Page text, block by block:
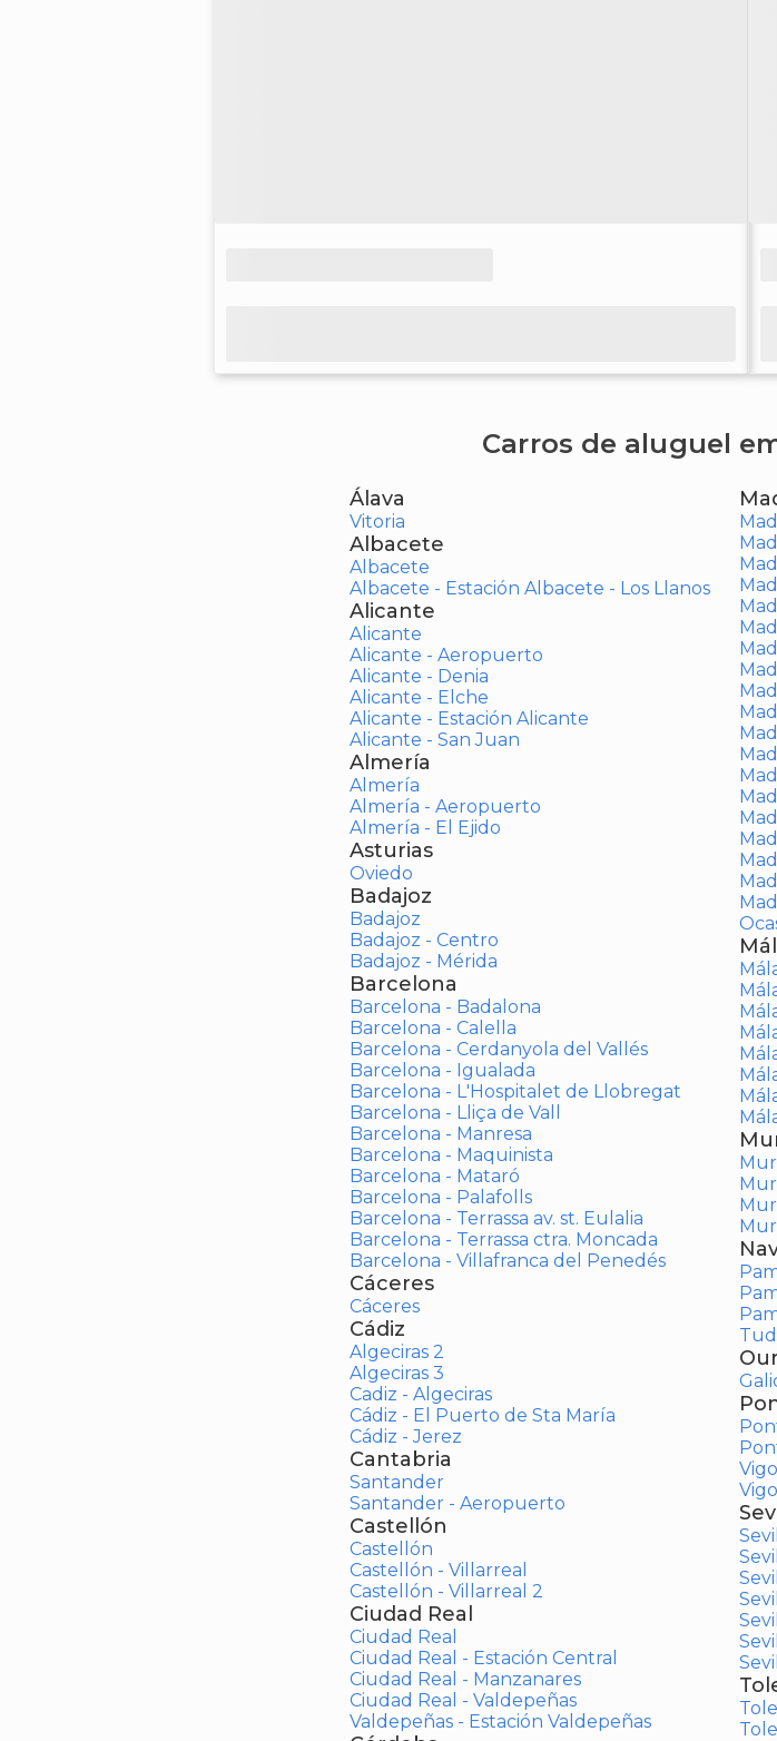
Carros de aluguel
Álava
Vitoria
Albacete
Albacete
Albacete - Estación Albacete - Los Llanos
Alicante
Alicante
Alicante - Aeropuerto
Alicante - Denia
Alicante - Elche
Alicante - Estación Alicante
Alicante - San Juan
Almería
Almería
Almería - Aeropuerto
Almería - El Ejido
Asturias
Oviedo
Badajoz
Badajoz
Badajoz - Centro
Badajoz - Mérida
Barcelona
Barcelona - Badalona
Barcelona - Calella
Barcelona - Cerdanyola del Vallés
Barcelona - Igualada
Barcelona - L'Hospitalet de Llobregat
Barcelona - Lliça de Vall
Barcelona - Manresa
Barcelona - Maquinista
Barcelona - Mataró
Barcelona - Palafolls
Barcelona - Terrassa av. st. Eulalia
Barcelona - Terrassa ctra. Moncada
Barcelona - Villafranca del Penedés
Cáceres
Cáceres
Cádiz
Algeciras 2
Algeciras 3
Cadiz - Algeciras
Cádiz - El Puerto de Sta María
Cádiz - Jerez
Cantabria
Santander
Santander - Aeropuerto
Castellón
Castellón
Castellón - Villarreal
Castellón - Villarreal 2
Ciudad Real
Ciudad Real
Ciudad Real - Estación Central
Ciudad Real - Manzanares
Ciudad Real - Valdepeñas
Valdepeñas - Estación Valdepeñas